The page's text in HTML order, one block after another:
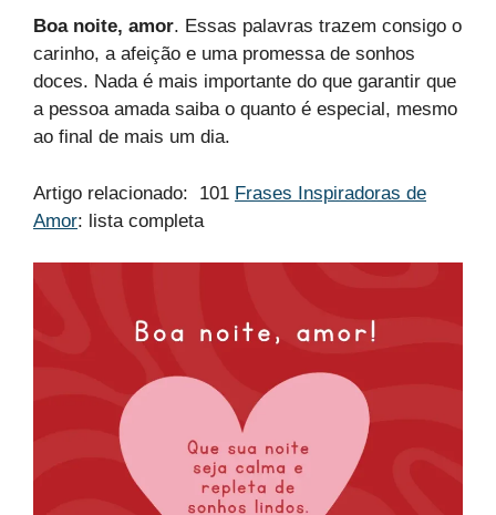
Boa noite, amor. Essas palavras trazem consigo o
carinho, a afeição e uma promessa de sonhos
doces. Nada é mais importante do que garantir que
a pessoa amada saiba o quanto é especial, mesmo
ao final de mais um dia.
Artigo relacionado: 101 Frases Inspiradoras de
Amor: lista completa